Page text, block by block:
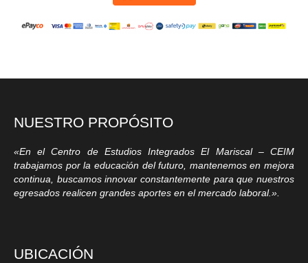
NUESTRO PROPÓSITO
«En el Centro de Estudios Integrados El Mariscal – CEIM
trabajamos por la educación del futuro, mantenemos en mejora
continua, buscamos innovar constantemente para que nuestros
egresados realicen grandes aportes en el mercado laboral.».
UBICACIÓN